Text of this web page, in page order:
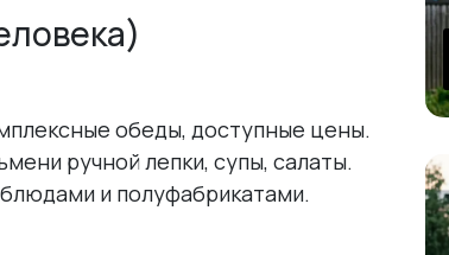
обеды, доступные цены.
ручной лепки, супы, салаты.
и полуфабрикатами.